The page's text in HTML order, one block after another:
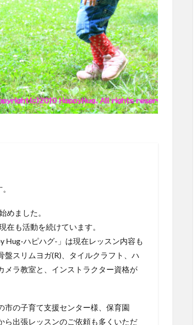
めました。
在も活動を続けています。
Hug-ハピハグ-」は現在レッスン内容も
スリムヨガ(R)、タイルクラフト、ハ
メラ教室と、インストラクター資格が
市の子育て支援センター様、保育園
ら出張レッスンのご依頼も多くいただ